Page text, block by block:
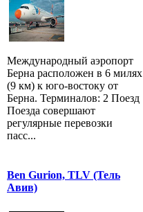
Международный аэропорт
Берна расположен в 6 милях
(9 км) к юго-востоку от
Берна. Терминалов: 2 Поезд
Поезда совершают
регулярные перевозки
пасс...
Ben Gurion, TLV (Тель
Авив)